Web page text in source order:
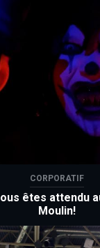
CORPORATIF
êtes attendu
Moulin!